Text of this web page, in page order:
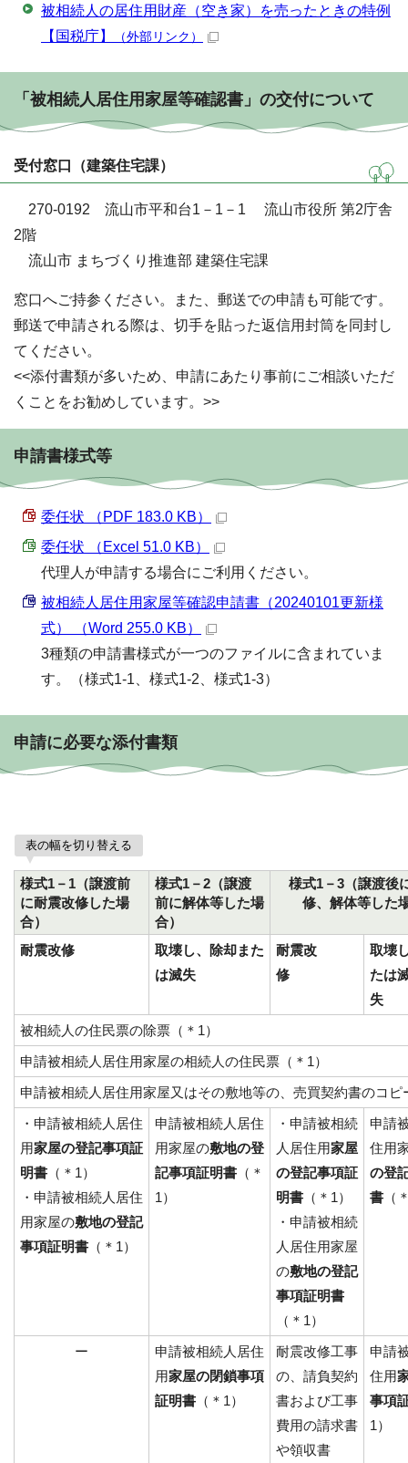
被相続人の居住用財産（空き家）を売ったときの特例
【国税庁】
（外部リンク）
「被相続人居住用家屋等確認書」の交付について
受付窓口（建築住宅課）
270-0192 流山市平和台1－1－1 流山市役所 第2庁舎
2階
流山市 まちづくり推進部 建築住宅課
窓口へご持参ください。また、郵送での申請も可能です。
郵送で申請される際は、切手を貼った返信用封筒を同封し
てください。
<<添付書類が多いため、申請にあたり事前にご相談いただ
くことをお勧めしています。>>
申請書様式等
委任状 （PDF 183.0 KB）
委任状 （Excel 51.0 KB）
代理人が申請する場合にご利用ください。
被相続人居住用家屋等確認申請書（20240101更新様
式） （Word 255.0 KB）
3種類の申請書様式が一つのファイルに含まれていま
す。（様式1-1、様式1-2、様式1-3）
申請に必要な添付書類
表の幅を切り替える
様式1－1 （譲渡前
に耐震改修した場
合）
様式1－2（譲渡
前に解体等した場
合）
様式1－3（譲渡後
修、解体等した
耐震改修
取壊し、除却また
は滅失
耐震改
修
取壊
たは
被相続人の住民票の除票（＊1）
申請被相続人居住用家屋の相続人の住民票（＊1）
申請被相続人居住用家屋又はその敷地等の、売買契約書のコピ
・申請被相続人居住
用家屋の登記事項証
明書 （＊1）
・申請被相続人居住
用家屋の敷地の登記
事項証明書 （＊1）
申請被相続人居住
用家屋の敷地の登
記事項証明書 （＊
1）
・申請被相続
人居住用家屋
の登記事項証
明書 （＊1）
・申請被相続
人居住用家屋
の敷地の登記
事項証明書
（＊1）
申請
住用
の登
書 （
ー
申請被相続人居住
用家屋の閉鎖事項
証明書 （＊1）
耐震改修工事
の、請負契約
書および工事
費用の請求書
や領収書
申請
住用
事項
1）